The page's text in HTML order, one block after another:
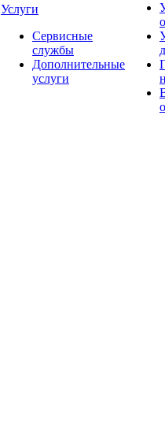
Услуги
Сервисные
службы
Дополнительные
услуги